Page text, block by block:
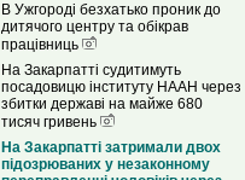
В Ужгороді безхатько проник до
дитячого центру та обікрав
працівниць
На Закарпатті судитимуть
посадовицю інституту НААН через
збитки державі на майже 680
тисяч гривень
На Закарпатті затримали двох
підозрюваних у незаконному